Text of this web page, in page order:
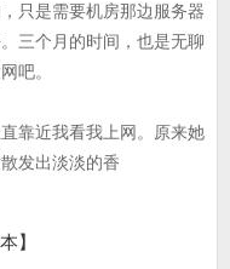
只是需要机房那边服务器
三个月的时间，也是无聊
吧。
靠近我看我上网。原来她
发出淡淡的香
】